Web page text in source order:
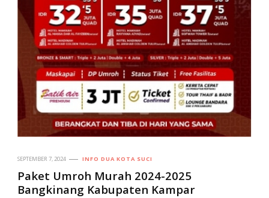
SEPTEMBER 7, 2024 INFO DUA KOTA SUCI
Paket Umroh Murah 2024-2025
Bangkinang Kabupaten Kampar